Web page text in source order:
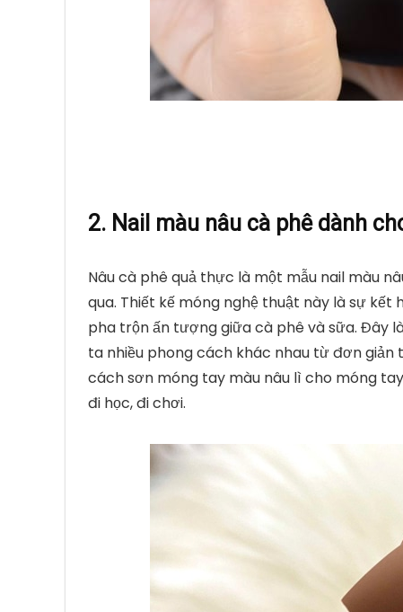
2. Nail màu nâu cà phê dành
Nâu cà phê quả thực là một mẫu nail màu
qua. Thiết kế móng nghệ thuật này là sự
pha trộn ấn tượng giữa cà phê và sữa. Đây
ta nhiều phong cách khác nhau từ đơn giản
cách sơn móng tay màu nâu lì cho móng
đi học, đi chơi.